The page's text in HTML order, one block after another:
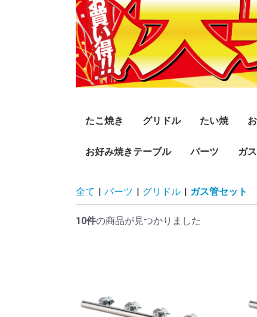
たこ焼き
15穴
18穴
28穴
24穴
32穴
セラミック加工
SHシリーズ
グリドル
卓上用スタンダード
高足スタンダード
プレス鉄板
卓上用引出付
高足組立式
卓上用温度調節機能付
高足温度調節機能付
極厚シリーズ
バック排気式
たい焼
大たい6匹
子たい6匹
ミニたい24匹
お好み焼きテーブル
ール製
プ)
板(PMタイ
イプ)
プ)
板(PMタイ
イプ)
プ)
板(PMタイ
イプ)
ール製
プ)
板(PMタイ
イプ)
プ)
板(PMタイ
イプ)
製 掘ごたつ仕様
プ)
板(PMタイ
イプ)
パーツ ガ
全て | パーツ | グリドル | ガス管セット
10件の商品が見つかりました